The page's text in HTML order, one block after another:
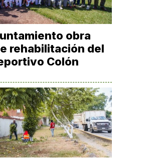
obra
rehabilitación del
Colón